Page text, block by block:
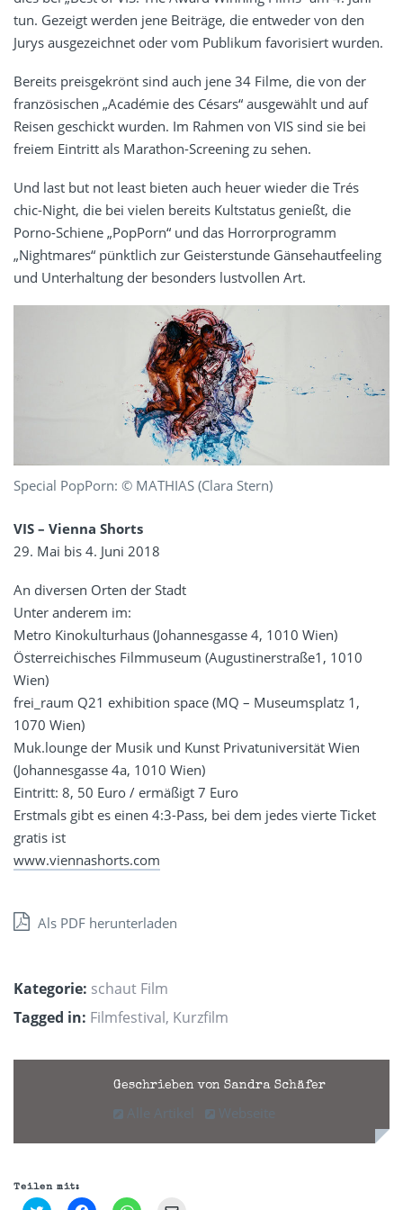
tun. Gezeigt werden jene Beiträge, die entweder von den
Jurys ausgezeichnet oder vom Publikum favorisiert wurden.
Bereits preisgekrönt sind auch jene 34 Filme, die von der
französischen „Académie des Césars“ ausgewählt und auf
Reisen geschickt wurden. Im Rahmen von VIS sind sie bei
freiem Eintritt als Marathon-Screening zu sehen.
Und last but not least bieten auch heuer wieder die Trés
chic-Night, die bei vielen bereits Kultstatus genießt, die
Porno-Schiene „PopPorn“ und das Horrorprogramm
„Nightmares“ pünktlich zur Geisterstunde Gänsehautfeeling
und Unterhaltung der besonders lustvollen Art.
Special PopPorn: © MATHIAS (Clara Stern)
VIS – Vienna Shorts
29. Mai bis 4. Juni 2018
An diversen Orten der Stadt
Unter anderem im:
Metro Kinokulturhaus (Johannesgasse 4, 1010 Wien)
Österreichisches Filmmuseum (Augustinerstraße1, 1010
Wien)
frei_raum Q21 exhibition space (MQ – Museumsplatz 1,
1070 Wien)
Muk.lounge der Musik und Kunst Privatuniversität Wien
(Johannesgasse 4a, 1010 Wien)
Eintritt: 8, 50 Euro / ermäßigt 7 Euro
Erstmals gibt es einen 4:3-Pass, bei dem jedes vierte Ticket
gratis ist
www.viennashorts.com
Als PDF herunterladen
Kategorie: schaut Film
Tagged in: Filmfestival, Kurzfilm
Geschrieben von Sandra Schäfer
Alle Artikel Webseite
Teilen mit: